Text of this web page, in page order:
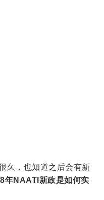
久，也知道之后会有新
年NAATI新政是如何实